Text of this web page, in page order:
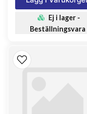
Ej i lager -
Beställningsvara